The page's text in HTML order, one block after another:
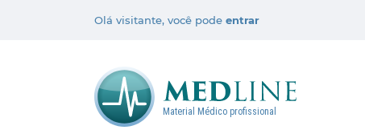
Olá visitante, você pode entrar
Material Médico profissional